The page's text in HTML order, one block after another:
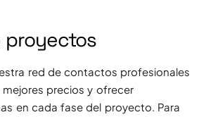
proyectos
red de contactos profesionales
precios y ofrecer
en cada fase del proyecto. Para